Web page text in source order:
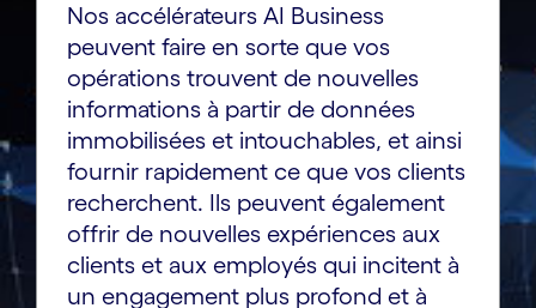
Nos accélérateurs AI Business
peuvent faire en sorte que vos
opérations trouvent de nouvelles
informations à partir de données
immobilisées et intouchables, et ainsi
fournir rapidement ce que vos clients
recherchent. Ils peuvent également
offrir de nouvelles expériences aux
clients et aux employés qui incitent à
un engagement plus profond et à